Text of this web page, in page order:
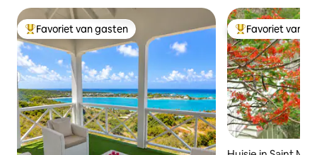
Topfavoriet van gasten
Favoriet van gasten Topfavoriet van
Favoriet van